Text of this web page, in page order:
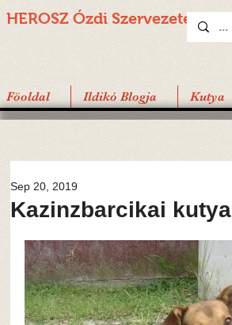
HEROSZ Ózdi Szervezete
Föoldal Ildikó Blogja Kutya
Kazinzbarcikai kutya
Sep 20, 2019